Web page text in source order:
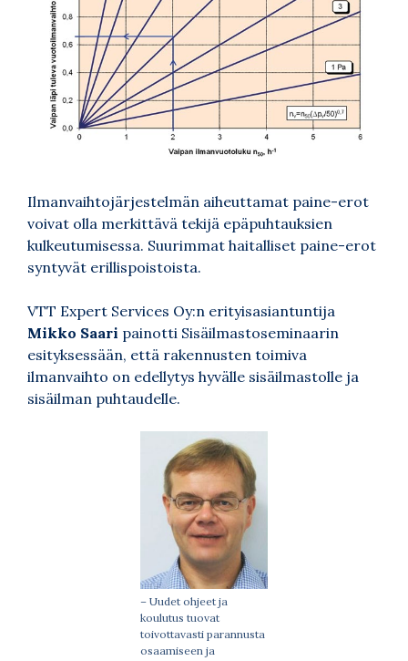
Ilmanvaihtojärjestelmän aiheuttamat paine-erot
voivat olla merkittävä tekijä epäpuhtauksien
kulkeutumisessa. Suurimmat haitalliset paine-erot
syntyvät erillispoistoista.
VTT Expert Services Oy:n erityisasiantuntija
Mikko Saari painotti Sisäilmastoseminaarin
esityksessään, että rakennusten toimiva
ilmanvaihto on edellytys hyvälle sisäilmastolle ja
sisäilman puhtaudelle.
– Uudet ohjeet ja
koulutus tuovat
toivottavasti parannusta
osaamiseen ja